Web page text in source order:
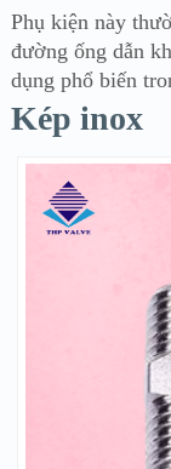
Phụ kiện này
đường ống dẫn
dụng phổ biến
Kép inox